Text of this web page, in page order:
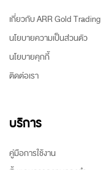
เกี่ยวกับ ARR Gold Trading
นโยบายความเป็นส่วนตัว
นโยบายคุกกี้
ติดต่อเรา
บริการ
คู่มือการใช้งาน